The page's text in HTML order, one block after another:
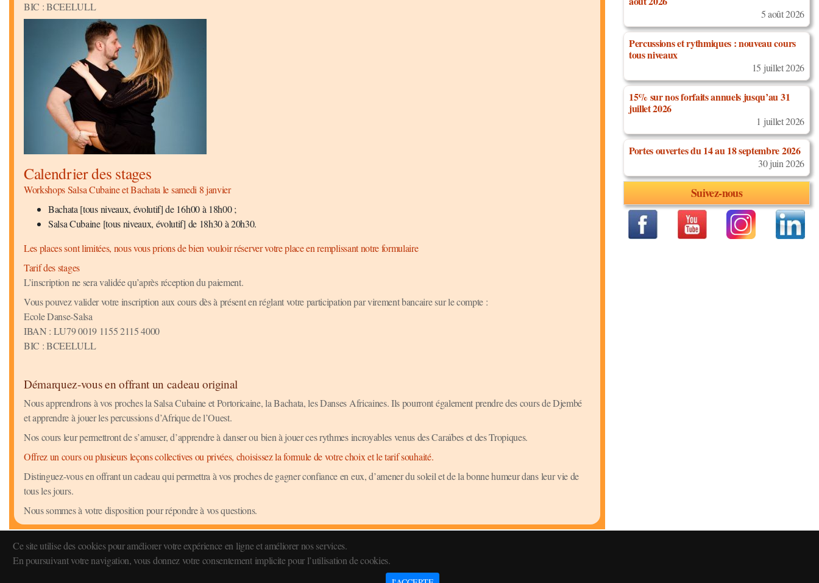
BIC : BCEELULL
Calendrier des stages
Workshops Salsa Cubaine et Bachata le samedi 8 janvier
Bachata [tous niveaux, évolutif] de 16h00 à 18h00 ;
Salsa Cubaine [tous niveaux, évolutif] de 18h30 à 20h30.
Les places sont limitées, nous vous prions de bien vouloir réserver votre place en remplissant notre formulaire
Tarif des stages
L’inscription ne sera validée qu’après réception du paiement.
Vous pouvez valider votre inscription aux cours dès à présent en réglant votre participation par virement bancaire sur le compte :
Ecole Danse-Salsa
IBAN : LU79 0019 1155 2115 4000
BIC : BCEELULL
Démarquez-vous en offrant un cadeau original
Nous apprendrons à vos proches la Salsa Cubaine et Portoricaine, la Bachata, les Danses Africaines. Ils pourront également prendre des cours de Djembé
et apprendre à jouer les percussions d’Afrique de l’Ouest.
Nos cours leur permettront de s’amuser, d’apprendre à danser ou bien à jouer ces rythmes incroyables venus des Caraïbes et des Tropiques.
Offrez un cours ou plusieurs leçons collectives ou privées, choisissez la formule de votre choix et le tarif souhaité.
Distinguez-vous en offrant un cadeau qui permettra à vos proches de gagner confiance en eux, d’amener du soleil et de la bonne humeur dans leur vie de
tous les jours.
Nous sommes à votre disposition pour répondre à vos questions.
5 août 2026
Percussions et rythmiques : nouveau cours
tous niveaux
15 juillet 2026
15% sur nos forfaits annuels jusqu’au 31
juillet 2026
1 juillet 2026
Portes ouvertes du 14 au 18 septembre 2026
30 juin 2026
Suivez-nous
© 2013-2026 Danse-Salsa.lu . Tous droits réservés
Ce site utilise des cookies pour améliorer votre expérience en ligne et améliorer nos services.
En poursuivant votre navigation, vous donnez votre consentement implicite pour l’utilisation de cookies.